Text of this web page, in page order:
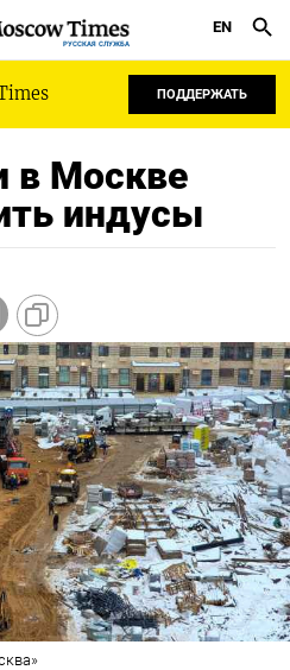
РУССКАЯ СЛУЖБА
EN
ПОДДЕРЖАТЬ
в Москве
индусы